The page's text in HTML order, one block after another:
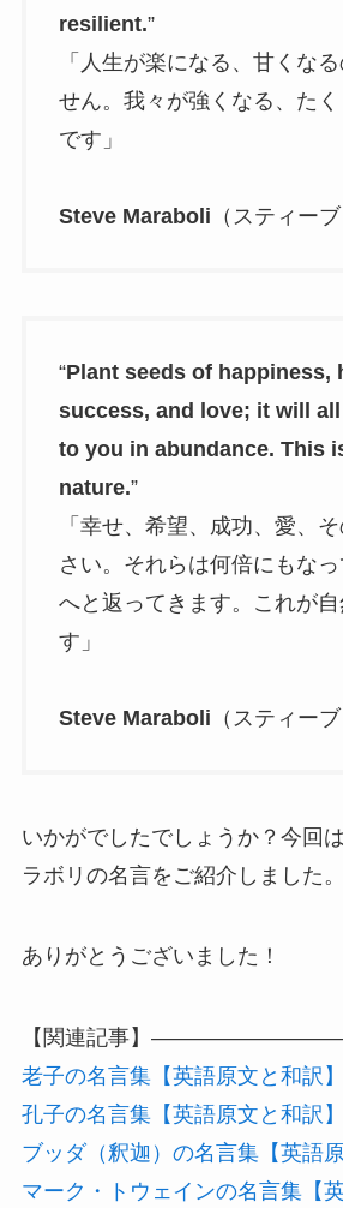
resilient.”
「人生が楽になる、甘くな
せん。我々が強くなる、た
です」
Steve Maraboli （スティー
“Plant seeds of happiness,
success, and love; it will
to you in abundance. This
nature.”
「幸せ、希望、成功、愛、
さい。それらは何倍にもな
へと返ってきます。これが
す」
Steve Maraboli （スティー
いかがでしたでしょうか？今回
ラボリの名言をご紹介しました。
ありがとうございました！
【関連記事】
老子の名言集【英語原文と和訳】
孔子の名言集【英語原文と和訳】
ブッダ（釈迦）の名言集【英語原
マーク・トウェインの名言集【